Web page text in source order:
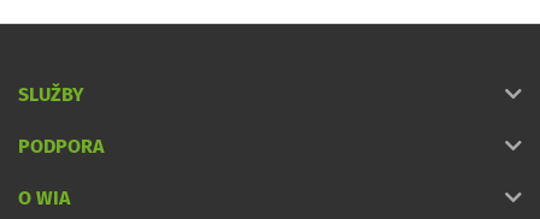
SLUŽBY
PODPORA
O WIA